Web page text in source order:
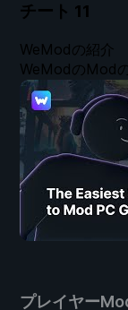
チート 11
プレイヤー
WeModの紹介
WeModのMod